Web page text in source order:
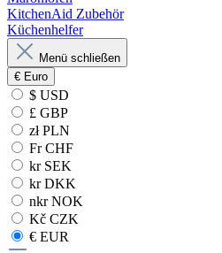
KitchenAid Zubehör
Küchenhelfer
Menü schließen
€ Euro
$ USD
£ GBP
zł PLN
Fr CHF
kr SEK
kr DKK
nkr NOK
Kč CZK
€ EUR